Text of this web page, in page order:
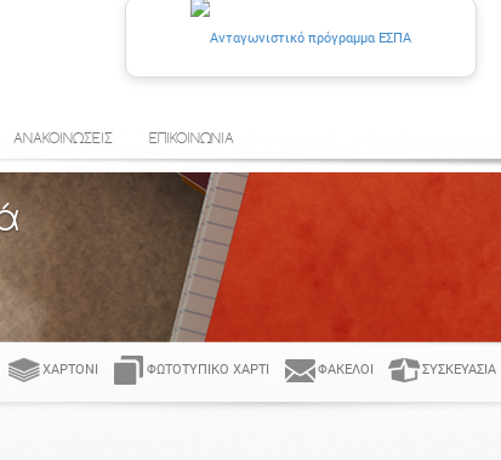
ΑΝΑΚΟΙΝΩΣΕΙΣ ΕΠΙΚΟΙΝΩΝΙΑ
ΧΑΡΤΌΝΙ ΦΩΤΟΤΥΠΙΚΌ ΧΑΡΤΊ ΦΆΚΕΛΟΙ ΣΥΣΚΕΥΑΣΊΑ